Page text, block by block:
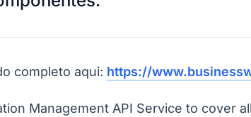
completo aqui: https://
Management API Service to cover